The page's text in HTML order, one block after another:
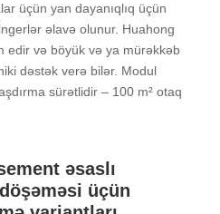
üçün yan dayanıqlıq üçün
əlavə olunur. Huahong
edir və böyük və ya mürəkkəb
dəstək verə bilər. Modul
sürətlidir – 100 m² otaq
əsaslı
üçün